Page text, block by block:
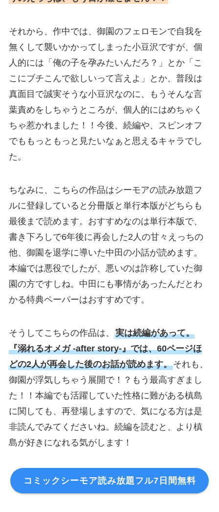
それから、作中では、御園のフェロモンで自我を
無くして襲いかかってしまった小豆沢ですが、個
人的には「俺の子を孕みたいんだろ？」とか「こ
こにブチこんで欲しいって言えよ」とか、普段は
真面目で誠実そうな小豆沢なのに、もうそんな言
葉責めをしちゃうところが、個人的にはめちゃく
ちゃ惹かれました！！今後、続編や、スピンオフ
でももっともっと見たいなぁと思えるキャラでし
た。
ちなみに、こちらの作品はシーモアの読み放題フ
ルに登録していると分冊版と単行本版がどちらも
最後まで読めます。おすすめなのは単行本版で、
書き下ろしで6年後に再会した2人の甘々えっちの
他、御園を退学に導いた中田の小話が読めます。
本編では悪役でしたが、悪いのは詐称していた御
園の方ですしね。中田にも事情があったんだとわ
かる特典ペーパーはおすすめです。
そうしてこちらの作品は、 実は続編があって。
『溺れるオメガ -after story-』では、60ページほ
どの2人が再会した後のお話が読めます。それも、
御園が浮気しちゃう展開で！？もう最高すぎまし
た！！本編でも活躍していた性格に難がある槙島
に関しても、再登場しますので、気になる方は是
非読んでみてくださいね。続編を読むと、より槙
島が好きになれる気がします！
コミックシーモア読み放題フル7日間無料